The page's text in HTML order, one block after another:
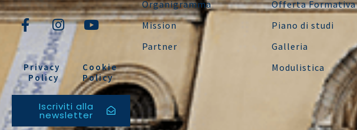
Privacy
Policy
Cookie
Policy
Iscriviti alla
newsletter
Organigramma
Mission
Partner
Offerta Formativa
Piano di studi
Galleria
Modulistica